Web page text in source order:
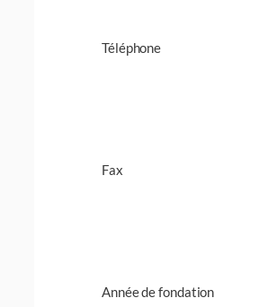
Téléphone
Fax
Année de fondation